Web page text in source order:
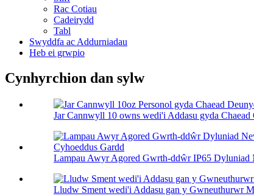
Rac Cotiau
Cadeirydd
Tabl
Swyddfa ac Addurniadau
Heb ei grwpio
Cynhyrchion dan sylw
Jar Cannwyll 10 owns wedi'i Addasu gyda Chaead
Lampau Awyr Agored Gwrth-ddŵr IP65 Dyluniad
Lludw Sment wedi'i Addasu gan y Gwneuthurwr